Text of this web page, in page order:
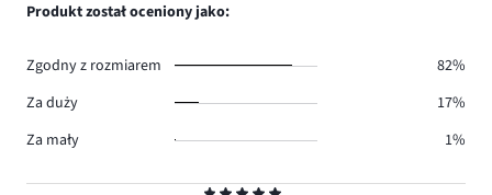
Produkt został oceniony jako:
Zgodny z rozmiarem
82%
Za duży
17%
Za mały
1%